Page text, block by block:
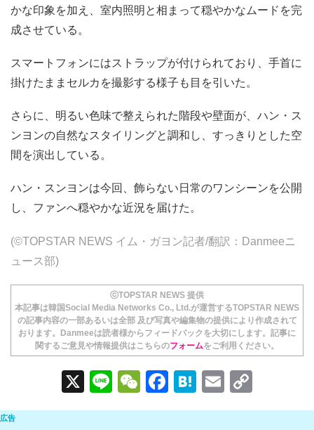
かな印象を加え、室内照明と相まって穏やかなムードを完
成させている。
スマートフォンにはストラップが付けられており、手首に
掛けたままセルカを撮影する様子も目を引いた。
さらに、明るい色味で整えられた階段や壁面が、ハン・ス
ンヨンの自然なスタイリングと調和し、すっきりとした空
間を演出している。
ハン・スンヨンは今回、飾らない日常のワンシーンを公開
し、ファンへ穏やかな近況を届けた。
(©TOPSTAR NEWS イム・ガヨン記者/翻訳：Danmeeニ
ュース部)
ⓒTOPSTAR NEWS 提供
本記事は韓国Social Media Networks Co., Ltd.が運営するTOPSTAR NEWS
の記事内容の一部あるいは全部 及び写真や編集物の提供により作成されて
おります。Danmeeは読者様からフィードバックを大切にします。記事に
関するご意見や情報提供はこちらのフォームをご利用ください。
X
Li
n
W
e
F
a
H
at
E
m o